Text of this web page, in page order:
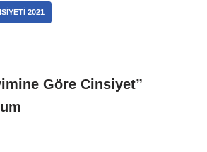
2021
Göre Cinsiyet”